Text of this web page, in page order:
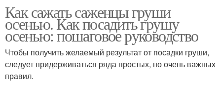
Как сажать саженцы груши
осенью. Как посадить грушу
осенью: пошаговое руководство
Чтобы получить желаемый результат от посадки груши,
следует придерживаться ряда простых, но очень важных
правил.